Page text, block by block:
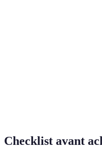
Checklist avant